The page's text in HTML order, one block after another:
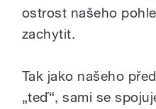
ostrost našeho
zachytit.
Tak jako našeho
„teď“, sami se